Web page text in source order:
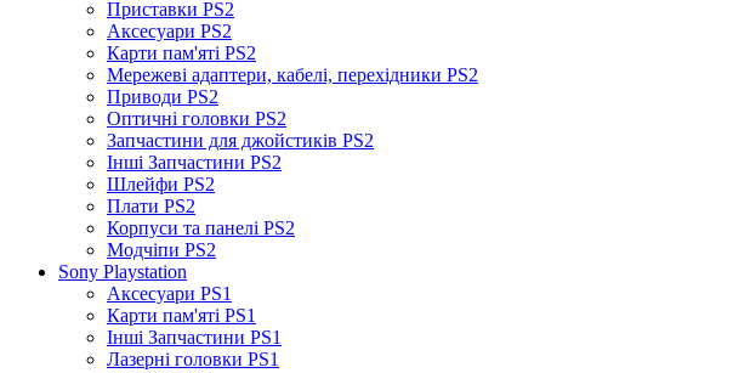
Приставки PS2
Аксесуари PS2
Карти пам'яті PS2
Мережеві адаптери, кабелі, перехідники PS2
Приводи PS2
Оптичні головки PS2
Запчастини для джойстиків PS2
Інші Запчастини PS2
Шлейфи PS2
Плати PS2
Корпуси та панелі PS2
Модчіпи PS2
Sony Playstation
Аксесуари PS1
Карти пам'яті PS1
Інші Запчастини PS1
Лазерні головки PS1